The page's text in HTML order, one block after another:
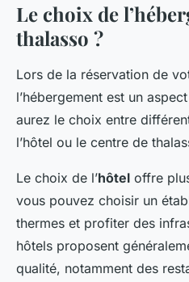
Le choix de
thalasso ?
Lors de la réservation de
l’hébergement est un
aurez le choix entre
l’hôtel ou le centre de
Le choix de l’hôtel offre
vous pouvez choisir un
thermes et profiter des
hôtels proposent
qualité, notamment des